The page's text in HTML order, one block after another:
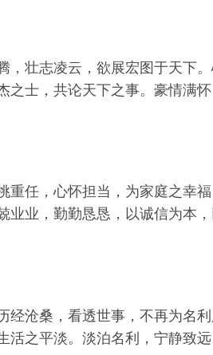
壮志凌云，欲展宏图于天下。
之士，共论天下之事。豪情满
任，心怀担当，为家庭之幸
业业，勤勤恳恳，以诚信为本
经沧桑，看透世事，不再为名
之平淡。淡泊名利，宁静致